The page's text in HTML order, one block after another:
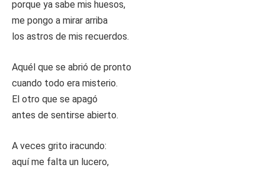
porque ya sabe mis huesos,
me pongo a mirar arriba
los astros de mis recuerdos.
Aquél que se abrió de pronto
cuando todo era misterio.
El otro que se apagó
antes de sentirse abierto.
A veces grito iracundo:
aquí me falta un lucero,